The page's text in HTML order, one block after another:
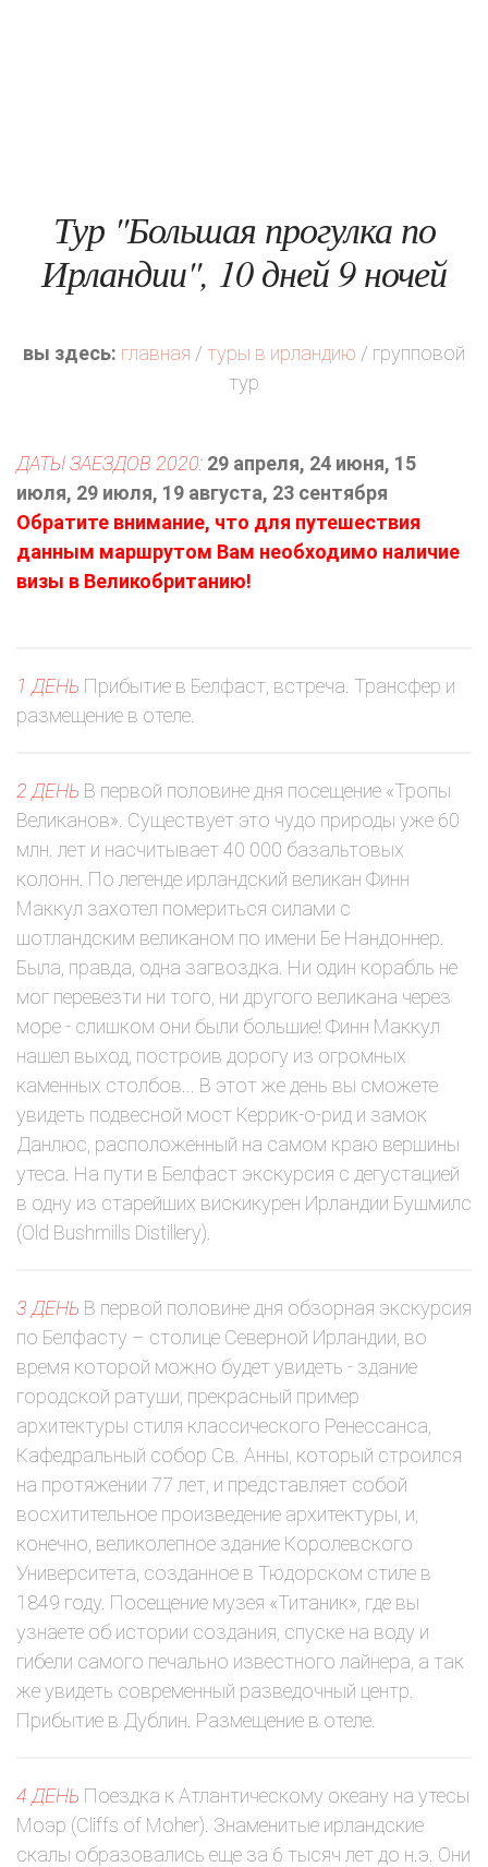
Тур "Большая прогулка по
Ирландии", 10 дней 9 ночей
вы здесь: главная / туры в ирландию / групповой
тур
ДАТЫ ЗАЕЗДОВ 2020: 29 апреля, 24 июня, 15
июля, 29 июля, 19 августа, 23 сентября
Обратите внимание, что для путешествия
данным маршрутом Вам необходимо наличие
визы в Великобританию!
1 ДЕНЬ Прибытие в Белфаст, встреча. Трансфер и
размещение в отеле.
2 ДЕНЬ В первой половине дня посещение «Тропы
Великанов». Существует это чудо природы уже 60
млн. лет и насчитывает 40 000 базальтовых
колонн. По легенде ирландский великан Финн
Маккул захотел помериться силами с
шотландским великаном по имени Бе Нандоннер.
Была, правда, одна загвоздка. Ни один корабль не
мог перевезти ни того, ни другого великана через
море - слишком они были большие! Финн Маккул
нашел выход, построив дорогу из огромных
каменных столбов... В этот же день вы сможете
увидеть подвесной мост Керрик-о-рид и замок
Данлюс, расположенный на самом краю вершины
утеса. На пути в Белфаст экскурсия с дегустацией
в одну из старейших вискикурен Ирландии Бушмилс
(Old Bushmills Distillery).
3 ДЕНЬ В первой половине дня обзорная экскурсия
по Белфасту – столице Северной Ирландии, во
время которой можно будет увидеть - здание
городской ратуши, прекрасный пример
архитектуры стиля классического Ренессанса,
Кафедральный собор Св. Анны, который строился
на протяжении 77 лет, и представляет собой
восхитительное произведение архитектуры, и,
конечно, великолепное здание Королевского
Университета, созданное в Тюдорском стиле в
1849 году. Посещение музея «Титаник», где вы
узнаете об истории создания, спуске на воду и
гибели самого печально известного лайнера, а так
же увидеть современный разведочный центр.
Прибытие в Дублин. Размещение в отеле.
4 ДЕНЬ Поездка к Атлантическому океану на утесы
Моэр (Cliffs of Moher). Знаменитые ирландские
скалы образовались еще за 6 тысяч лет до н.э. Они